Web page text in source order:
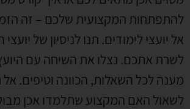
להתפתחות המקצועית שלכם – זה
אל יועצי לימודים. תנו לניסיון של יועצי
לשרת אתכם. נצלו את השיחה עם
מענה לכל השאלות, הכוונה וטיפים.
לשאול האם המקצוע שתלמדו אכן